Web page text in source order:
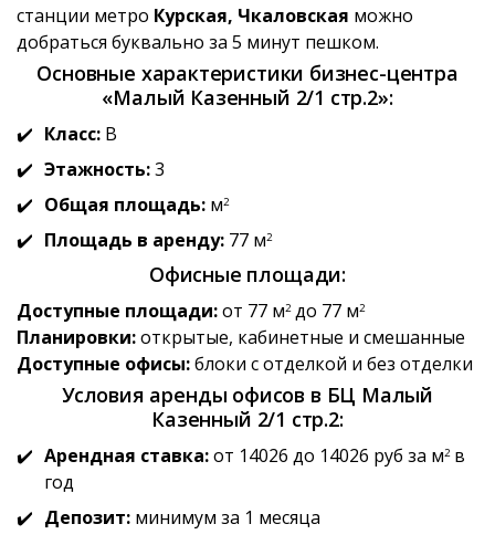
станции метро Курская, Чкаловская можно
добраться буквально за 5 минут пешком.
Основные характеристики бизнес-центра
«Малый Казенный 2/1 стр.2»:
Класс: B
Этажность:3
Общая площадь: м2
Площадь в аренду: 77 м2
Офисные площади:
Доступные площади:от 77 м2до 77 м2
Планировки:открытые, кабинетные и смешанные
Доступные офисы:блоки с отделкой и без отделки
Условия аренды офисов в БЦ Малый
Казенный 2/1 стр.2:
Арендная ставка:от 14026 до 14026 руб за м2в
год
Депозит: минимум за 1 месяца